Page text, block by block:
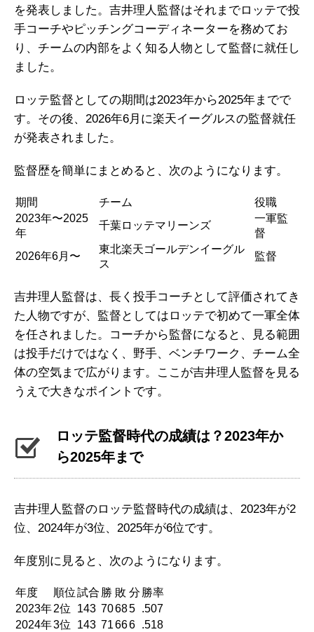
を発表しました。吉井理人監督はそれまでロッテで投
手コーチやピッチングコーディネーターを務めてお
り、チームの内部をよく知る人物として監督に就任し
ました。
ロッテ監督としての期間は2023年から2025年までで
す。その後、2026年6月に楽天イーグルスの監督就任
が発表されました。
監督歴を簡単にまとめると、次のようになります。
期間 チーム
役職
2023年〜2025
年
千葉ロッテマリーンズ
一軍監
督
2026年6月〜
東北楽天ゴールデンイーグル
ス
監督
吉井理人監督は、長く投手コーチとして評価されてき
た人物ですが、監督としてはロッテで初めて一軍全体
を任されました。コーチから監督になると、見る範囲
は投手だけではなく、野手、ベンチワーク、チーム全
体の空気まで広がります。ここが吉井理人監督を見る
うえで大きなポイントです。
ロッテ監督時代の成績は？2023年か
ら2025年まで
吉井理人監督のロッテ監督時代の成績は、2023年が2
位、2024年が3位、2025年が6位です。
年度別に見ると、次のようになります。
年度 順位試合 勝 敗 分 勝率
2023年2位 143 70685 .507
2024年3位 143 71666 .518